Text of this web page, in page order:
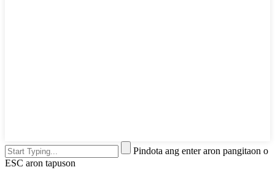
Pindota ang enter aron pangitaon o
ESC aron tapuson